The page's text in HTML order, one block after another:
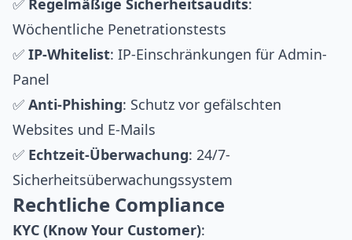
✅ Regelmäßige Sicherheitsaudits:
Wöchentliche Penetrationstests
✅ IP-Whitelist: IP-Einschränkungen für Admin-
Panel
✅ Anti-Phishing: Schutz vor gefälschten
Websites und E-Mails
✅ Echtzeit-Überwachung: 24/7-
Sicherheitsüberwachungssystem
Rechtliche Compliance
KYC (Know Your Customer):